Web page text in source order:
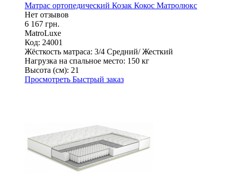
Матрас ортопедический Козак Кокос Матролюкс
Нет отзывов
6 167 грн.
MatroLuxe
Код: 24001
Жёсткость матраса: 3/4 Средний/ Жесткий
Нагрузка на спальное место: 150 кг
Высота (см): 21
Просмотреть Быстрый заказ